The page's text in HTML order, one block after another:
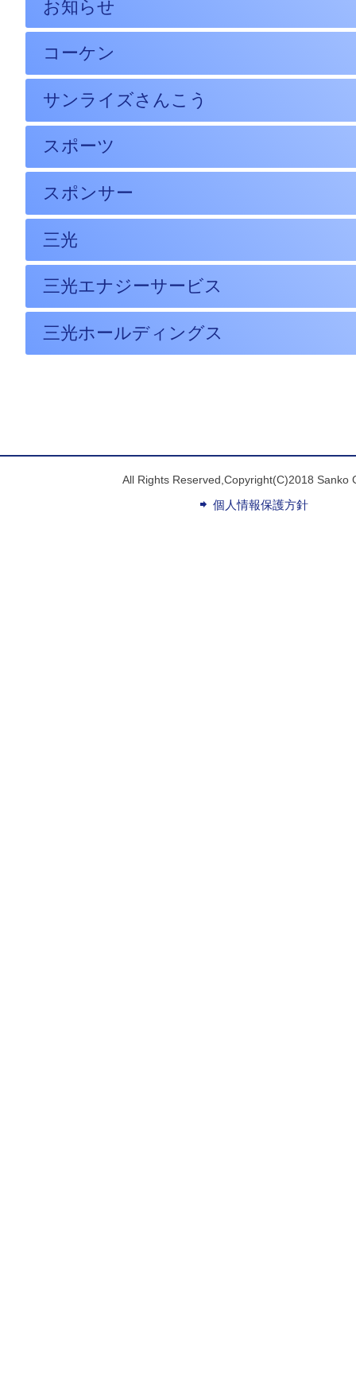
お知らせ
コーケン
サンライズさんこう
スポーツ
スポンサー
三光
三光エナジーサービス
三光ホールディングス
All Rights Reserved,Copyright(C)2018 Sanko
個人情報保護方針